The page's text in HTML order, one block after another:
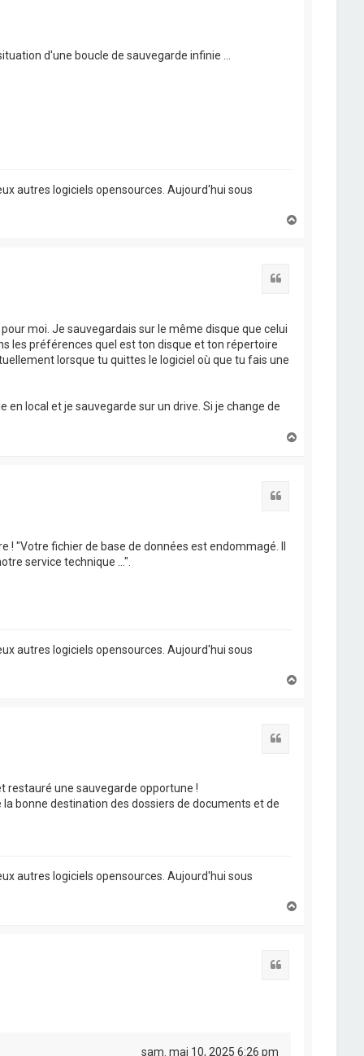
d'une boucle de sauvegarde infinie ...
autres logiciels opensources. Aujourd'hui sous
moi. Je sauvegardais sur le même disque que celui
les préférences quel est ton disque et ton répertoire
lorsque tu quittes le logiciel où que tu fais une
local et je sauvegarde sur un drive. Si je change de
! "Votre fichier de base de données est endommagé. Il
service technique ...".
autres logiciels opensources. Aujourd'hui sous
restauré une sauvegarde opportune !
bonne destination des dossiers de documents et de
autres logiciels opensources. Aujourd'hui sous
sam. mai 10, 2025 6:26 pm